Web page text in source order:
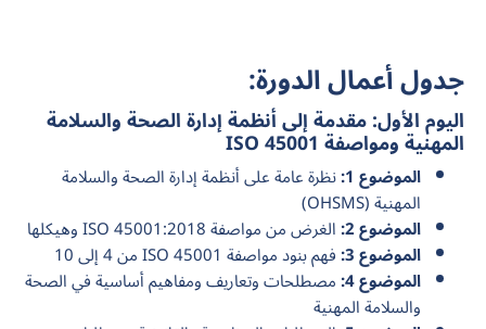
جدول أعمال الدورة:
اليوم الأول: مقدمة إلى أنظمة إدارة الصحة والسلامة
المهنية ومواصفة ISO 45001
الموضوع 1: نظرة عامة على أنظمة إدارة الصحة والسلامة
المهنية (OHSMS)
الموضوع 2: الغرض من مواصفة ISO 45001:2018 وهيكلها
الموضوع 3: فهم بنود مواصفة ISO 45001 من 4 إلى 10
الموضوع 4: مصطلحات وتعاريف ومفاهيم أساسية في الصحة
والسلامة المهنية